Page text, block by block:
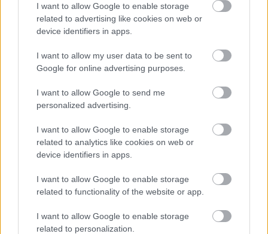
I want to allow Google to enable storage
related to advertising like cookies on web or
device identifiers in apps.
I want to allow my user data to be sent to
Google for online advertising purposes.
I want to allow Google to send me
personalized advertising.
I want to allow Google to enable storage
related to analytics like cookies on web or
device identifiers in apps.
I want to allow Google to enable storage
related to functionality of the website or app.
I want to allow Google to enable storage
related to personalization.
16 éve
Lehet, hogy nem így kell tartani, de amíg a sok okos
addig inkább a képnek hiszek. Az ugyanis a termék
csomagolásán látható. És bár nincsenek naív
elképzeléseim arról, hogy a gyártó kínában tudja,
hogyan kell használni a gyártmányát (csak lopott
egy formatervet, és gyártani kezdte...), azért amíg
csak a fröcsögés megy illusztráció nélkül, inkább a
képnek hiszek.
Az ábrázolt használati mód egyébként tiszta horror.
16 éve